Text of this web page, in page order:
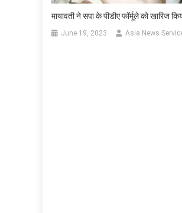
मायावती ने सपा के पीडीए फॉर्मूले को खारिज
June 19, 2023 Asia News